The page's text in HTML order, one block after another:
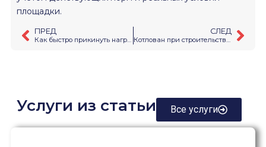
площадки.
ПРЕД
Как быстро прикинуть нагрузку на основание и проверить количество свай
СЛЕД
Котлован при строительстве метро: как это проектируют?
Услуги из статьи Все услуги